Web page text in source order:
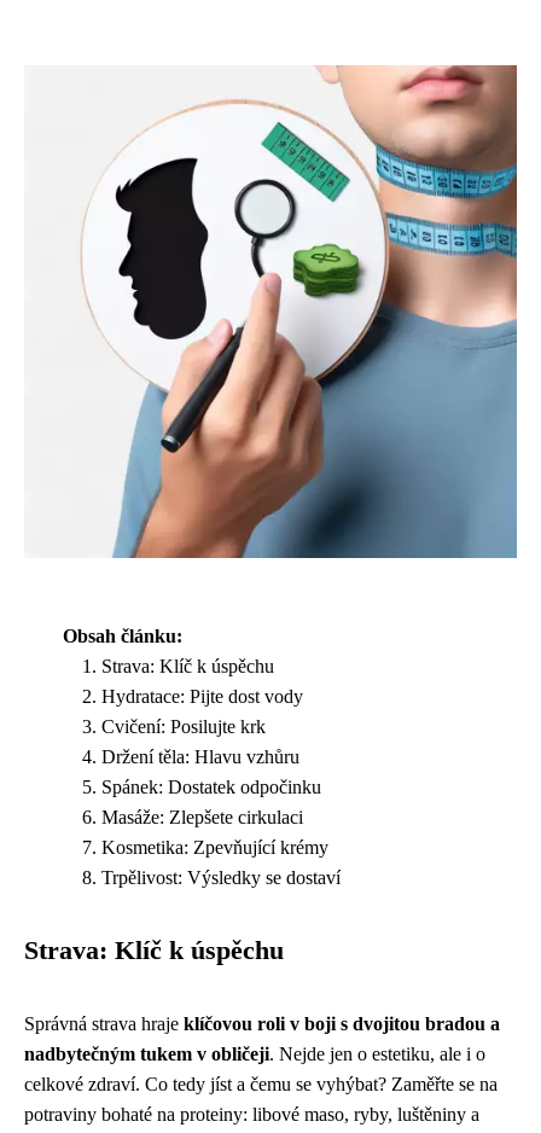
Obsah článku:
Strava: Klíč k úspěchu
Hydratace: Pijte dost vody
Cvičení: Posilujte krk
Držení těla: Hlavu vzhůru
Spánek: Dostatek odpočinku
Masáže: Zlepšete cirkulaci
Kosmetika: Zpevňující krémy
Trpělivost: Výsledky se dostaví
Strava: Klíč k úspěchu
Správná strava hraje klíčovou roli v boji s dvojitou bradou a
nadbytečným tukem v obličeji. Nejde jen o estetiku, ale i o
celkové zdraví. Co tedy jíst a čemu se vyhýbat? Zaměřte se na
potraviny bohaté na proteiny: libové maso, ryby, luštěniny a